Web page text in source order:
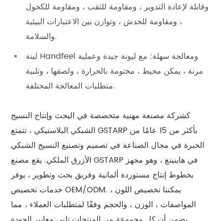
وقابلة لإعادة التدوير ، ومقاومة للثقب ، ومقاومة للكحول
، ومقاومة للخدش ، وتوازن بين الاعتبارات البيئية
والسلامة.
لينة Handfeel ومعالجة سهلة: مع ليونة جيدة وعملية
مرنة ، يمكن مخيط ، مختومة بالحرارة ، ولصقها ، وتلبية
متطلبات المعالجة المختلفة.
كشركة مصنعة مهنية متخصصة في البحث وإنتاج النسيج
الشبكي البلاستيكي ، تتمتع GSTARP بأكثر من 15 عامًا من
الخبرة في مجال الصناعة في تصميم وتصنيع النسيج الشبكي
الأزرق الملكي. يقع مصنع GSTARP في هاينينغ ، وهو مجهز
بخطوط إنتاج مستوردة ألمانية وفريق بحث وتطوير ، يوفر
خدمات تخصيص OEM/ODM. يمكننا تخصيص اللون ،
المواصفات ، الوزن ، والحجم وفقًا لمتطلبات العملاء ، مما